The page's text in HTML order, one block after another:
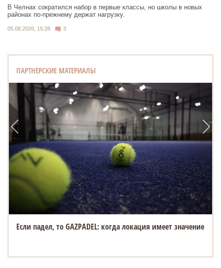
В Челнах сократился набор в первые классы, но школы в новых
районах по-прежнему держат нагрузку.
05.08.2026, 15:28 3
ПАРТНЕРСКИЕ МАТЕРИАЛЫ
Если падел, то GAZPADEL: когда локация имеет значение